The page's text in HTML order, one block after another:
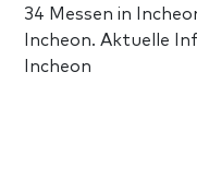
34 Messen in
Incheon. Aktuelle
Incheon